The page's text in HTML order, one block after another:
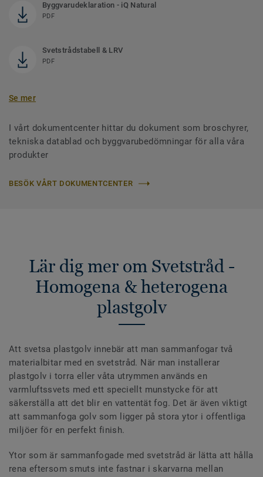
Byggvarudeklaration - iQ Natural
PDF
Svetstrådstabell & LRV
PDF
Se mer
I vårt dokumentcenter hittar du dokument som broschyrer,
tekniska datablad och byggvarubedömningar för alla våra
produkter
BESÖK VÅRT DOKUMENTCENTER
Lär dig mer om Svetstråd -
Homogena & heterogena
plastgolv
Att svetsa plastgolv innebär att man sammanfogar två
materialbitar med en svetstråd. När man installerar
plastgolv i torra eller våta utrymmen används en
varmluftssvets med ett speciellt munstycke för att
säkerställa att det blir en vattentät fog. Det är även viktigt
att sammanfoga golv som ligger på stora ytor i offentliga
miljöer för en perfekt finish.
Ytor som är sammanfogade med svetstråd är lätta att hålla
rena eftersom smuts inte fastnar i skarvarna mellan